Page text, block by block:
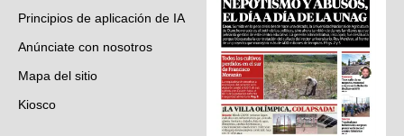
Principios de aplicación de IA
Anúnciate con nosotros
Mapa del sitio
Kiosco